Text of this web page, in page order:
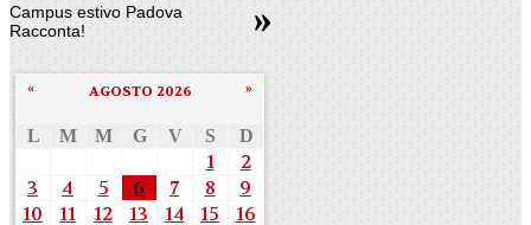
Campus estivo Padova
Racconta!
AGOSTO 2026
« »
L M M G V S D
1
2
3
4 5 6 7 8
9
10
11 12 13 14 15 16